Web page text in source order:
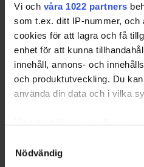
Vi och våra 1022 partners
som t.ex. ditt IP-nummer, och
cookies för att lagra och få
enhet för att kunna
innehåll, annons- och
och produktutveckling. Du
använda din data och i vilka
Med din tillåtelse skulle vi
kan ha en noggrannhet på
Nödvändig
02 06:19
Hammarby IF +50 -
+50
15 06:20
Trångsunds IF +50 -
Sollentuna HC +50
2022-12-
03 16:30
Tullinge TP HC +50 -
IF +50